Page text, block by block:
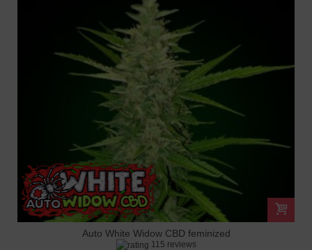
Auto White Widow CBD feminized
115 reviews